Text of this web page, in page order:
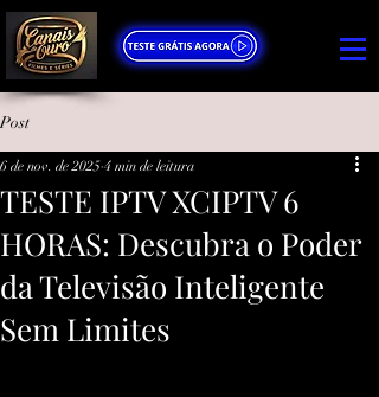
Post
TESTE IPTV XCIPTV 6
HORAS: Descubra o Poder
da Televisão Inteligente
Sem Limites
6 de nov. de 2025 4 min de leitura